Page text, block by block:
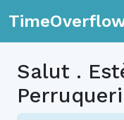
Salut .